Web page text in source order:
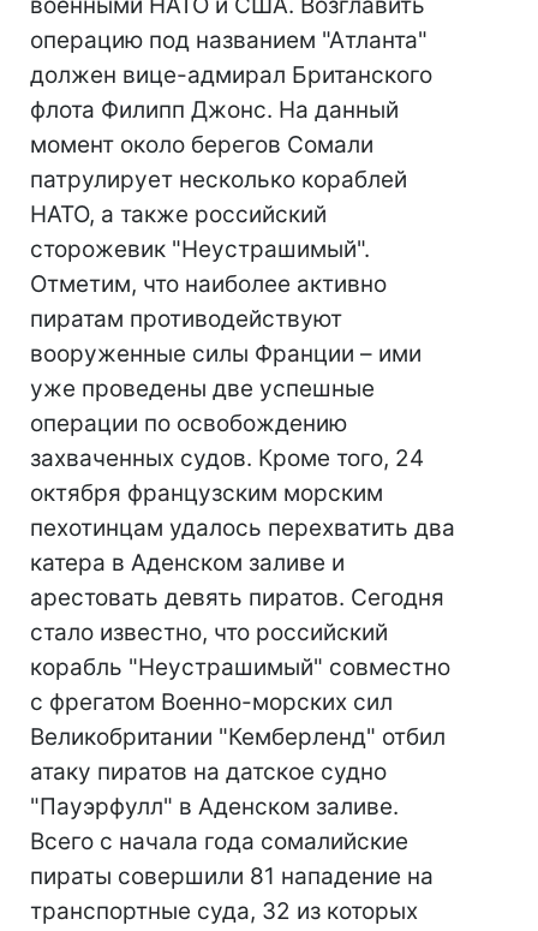
операцию под названием "Атланта"
должен вице-адмирал Британского
флота Филипп Джонс. На данный
момент около берегов Сомали
патрулирует несколько кораблей
НАТО, а также российский
сторожевик "Неустрашимый".
Отметим, что наиболее активно
пиратам противодействуют
вооруженные силы Франции – ими
уже проведены две успешные
операции по освобождению
захваченных судов. Кроме того, 24
октября французским морским
пехотинцам удалось перехватить два
катера в Аденском заливе и
арестовать девять пиратов. Сегодня
стало известно, что российский
корабль "Неустрашимый" совместно
с фрегатом Военно-морских сил
Великобритании "Кемберленд" отбил
атаку пиратов на датское судно
"Пауэрфулл" в Аденском заливе.
Всего с начала года сомалийские
пираты совершили 81 нападение на
транспортные суда, 32 из которых